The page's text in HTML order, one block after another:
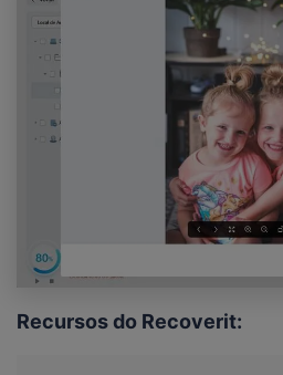
Recursos do Recoverit: